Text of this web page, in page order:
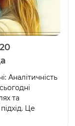
Аналітичність
та
Це